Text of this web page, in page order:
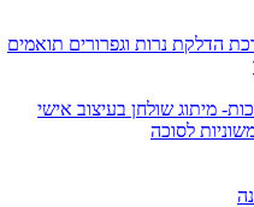
הדלקת נרות וגפרורים תואמים
מיתוג שולחן בעיצוב אישי
לסוכה